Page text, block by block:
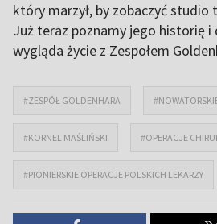
który marzył, by zobaczyć studio
Już teraz poznamy jego historię i
wygląda życie z Zespołem
#ZESPÓŁ GOLDENHARA
#KORNEL MAŚLIŃSKI #OPERACJE
#PIONIERSKIE OPERACJE POLSKICH LEKARZY